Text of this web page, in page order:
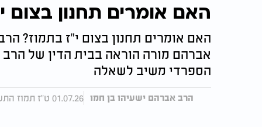
האם אומרים תחנון בצום
האם אומרים תחנון בצום י"ז בתמוז?
אברהם מורה הוראה בבית הדין של הרב
הספרדי משיב לשאלה
הרב אברהם ישעיהו בן חמו 01.07.26 ט"ז תמוז התשפ"ו